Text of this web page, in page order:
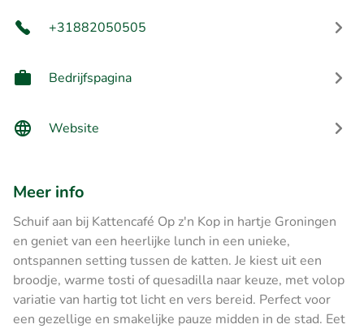
+31882050505
Bedrijfspagina
Website
Meer info
Schuif aan bij Kattencafé Op z'n Kop in hartje Groningen
en geniet van een heerlijke lunch in een unieke,
ontspannen setting tussen de katten. Je kiest uit een
broodje, warme tosti of quesadilla naar keuze, met volop
variatie van hartig tot licht en vers bereid. Perfect voor
een gezellige en smakelijke pauze midden in de stad. Eet